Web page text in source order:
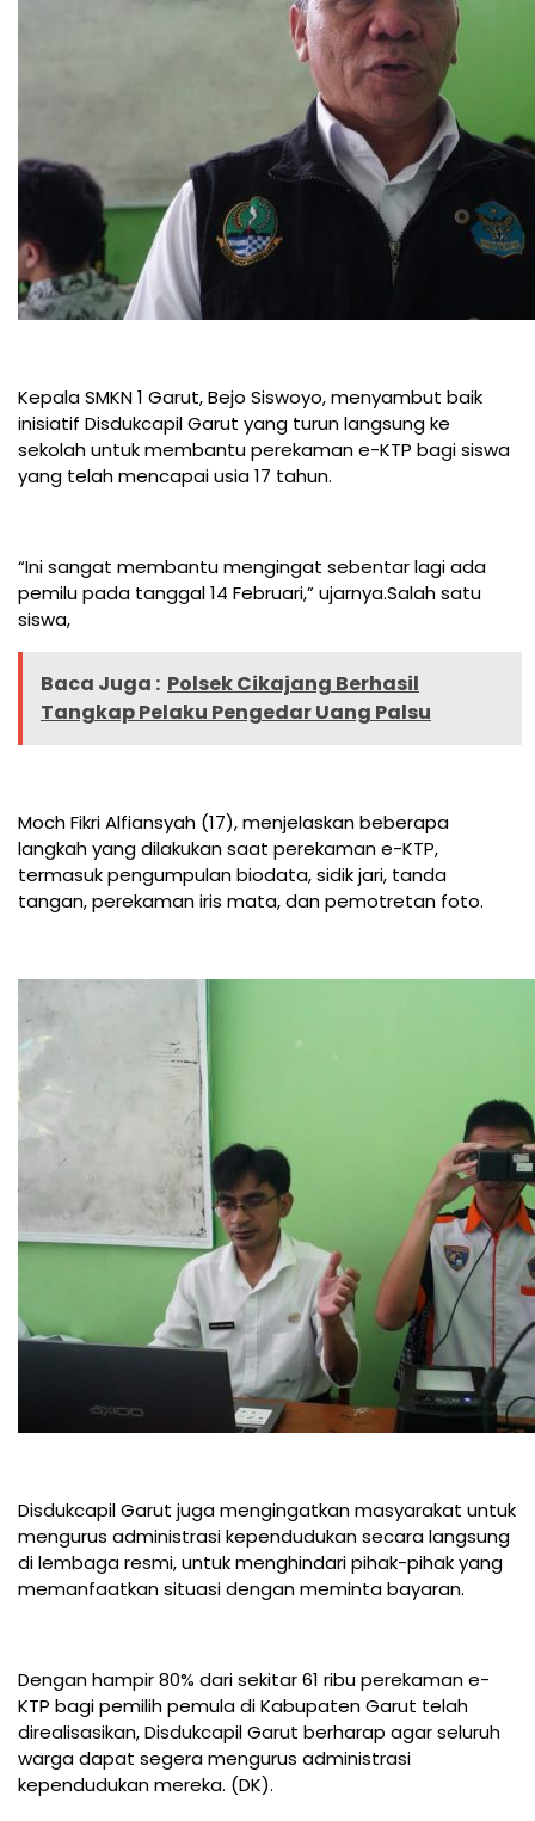
Kepala SMKN 1 Garut, Bejo Siswoyo, menyambut baik
inisiatif Disdukcapil Garut yang turun langsung ke
sekolah untuk membantu perekaman e-KTP bagi siswa
yang telah mencapai usia 17 tahun.
“Ini sangat membantu mengingat sebentar lagi ada
pemilu pada tanggal 14 Februari,” ujarnya.Salah satu
siswa,
Baca Juga : Polsek Cikajang Berhasil
Tangkap Pelaku Pengedar Uang Palsu
Moch Fikri Alfiansyah (17), menjelaskan beberapa
langkah yang dilakukan saat perekaman e-KTP,
termasuk pengumpulan biodata, sidik jari, tanda
tangan, perekaman iris mata, dan pemotretan foto.
Disdukcapil Garut juga mengingatkan masyarakat untuk
mengurus administrasi kependudukan secara langsung
di lembaga resmi, untuk menghindari pihak-pihak yang
memanfaatkan situasi dengan meminta bayaran.
Dengan hampir 80% dari sekitar 61 ribu perekaman e-
KTP bagi pemilih pemula di Kabupaten Garut telah
direalisasikan, Disdukcapil Garut berharap agar seluruh
warga dapat segera mengurus administrasi
kependudukan mereka. (DK).